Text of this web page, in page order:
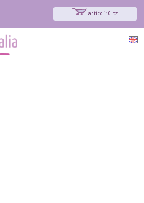
articoli: 0 pz.